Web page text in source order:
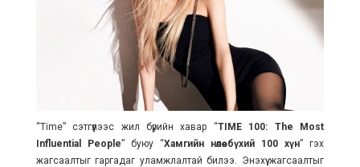
“Time” сэтгүүлээс жил бүрийн хавар “TIME 100: The Most
Influential People” буюу “Хамгийн нөлөө бүхий 100 хүн” гэх
жагсаалтыг гаргадаг уламжлалтай билээ. Энэхүү жагсаалтыг